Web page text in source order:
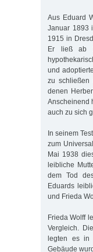
Aus Eduard
Januar 1893
1915 in
Er ließ ab
und
zu schließen
denen
Anscheinend
auch zu sich
In seinem
zum
Mai 1938
leibliche
dem Tod
Eduards
und Frieda
Frieda Wolff
Vergleich.
legten es in
Gebäude